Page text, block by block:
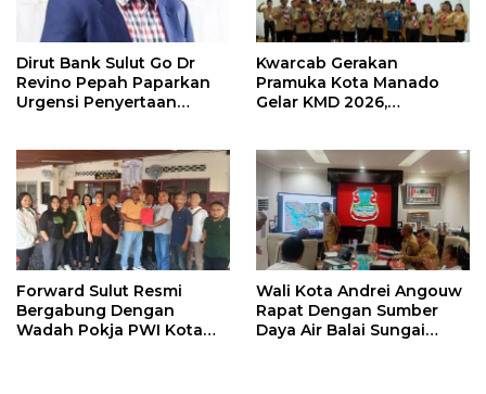
Dirut Bank Sulut Go Dr
Revino Pepah Paparkan
Urgensi Penyertaan
Kwarcab Gerakan
Pramuka Kota Manado
Gelar KMD 2026,
Pramuka
Forward Sulut Resmi
Bergabung Dengan
Wadah Pokja PWI Kota
Wali Kota Andrei Angouw
Rapat Dengan Sumber
Daya Air Balai Sungai